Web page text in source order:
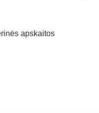
apskaitos